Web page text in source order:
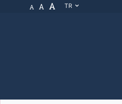
A A A TR